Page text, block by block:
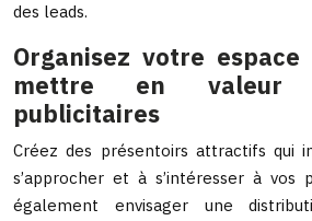
des leads.
Organisez votre
mettre en valeur
publicitaires
Créez des présentoirs attractifs qui
s’approcher et à s’intéresser à vos
également envisager une